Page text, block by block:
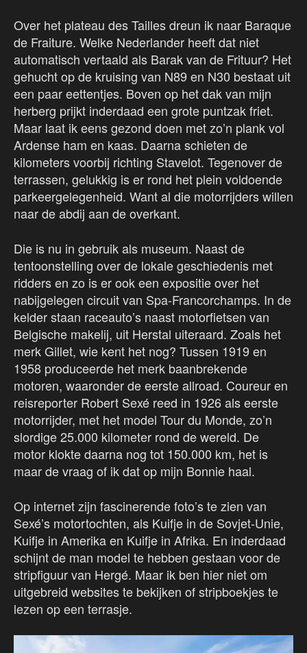
Over het plateau des Tailles dreun ik naar Baraque
de Fraiture. Welke Nederlander heeft dat niet
automatisch vertaald als Barak van de Frituur? Het
gehucht op de kruising van N89 en N30 bestaat uit
een paar eettentjes. Boven op het dak van mijn
herberg prijkt inderdaad een grote puntzak friet.
Maar laat ik eens gezond doen met zo’n plank vol
Ardense ham en kaas. Daarna schieten de
kilometers voorbij richting Stavelot. Tegenover de
terrassen, gelukkig is er rond het plein voldoende
parkeergelegenheid. Want al die motorrijders willen
naar de abdij aan de overkant.
Die is nu in gebruik als museum. Naast de
tentoonstelling over de lokale geschiedenis met
ridders en zo is er ook een expositie over het
nabijgelegen circuit van Spa-Francorchamps. In de
kelder staan raceauto’s naast motorfietsen van
Belgische makelij, uit Herstal uiteraard. Zoals het
merk Gillet, wie kent het nog? Tussen 1919 en
1958 produceerde het merk baanbrekende
motoren, waaronder de eerste allroad. Coureur en
reisreporter Robert Sexé reed in 1926 als eerste
motorrijder, met het model Tour du Monde, zo’n
slordige 25.000 kilometer rond de wereld. De
motor klokte daarna nog tot 150.000 km, het is
maar de vraag of ik dat op mijn Bonnie haal.
Op internet zijn fascinerende foto’s te zien van
Sexé’s motortochten, als Kuifje in de Sovjet-Unie,
Kuifje in Amerika en Kuifje in Afrika. En inderdaad
schijnt de man model te hebben gestaan voor de
stripfiguur van Hergé. Maar ik ben hier niet om
uitgebreid websites te bekijken of stripboekjes te
lezen op een terrasje.